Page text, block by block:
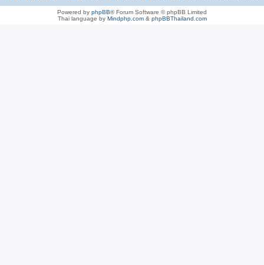
Powered by phpBB® Forum Software © phpBB Limited
Thai language by Mindphp.com& phpBBThailand.com